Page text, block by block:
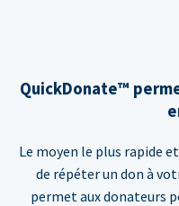
QuickDonate™
Le moyen le plus rapide
de répéter un don à
permet aux donateurs